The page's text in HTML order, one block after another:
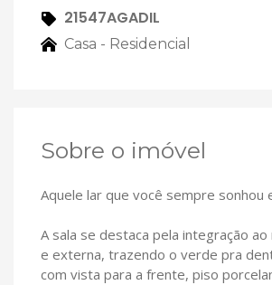
21547AGADIL
Casa - Residencial
Sobre o imóvel
Aquele lar que você sempre sonhou
A sala se destaca pela integração
e externa, trazendo o verde pra
com vista para a frente, piso